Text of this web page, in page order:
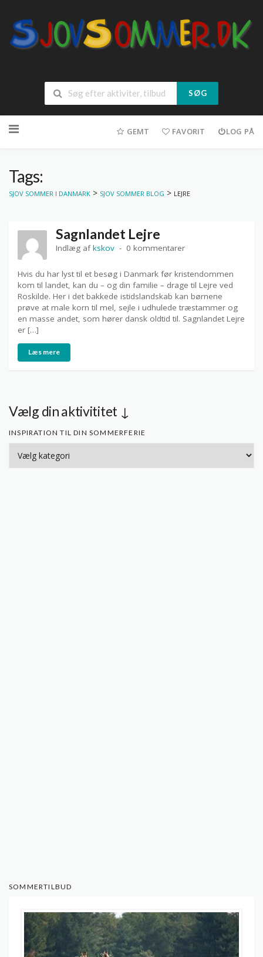
SØG
til
GEMT FAVORIT LOG PÅ
Tags:
SJOV SOMMER I DANMARK > SJOV SOMMER BLOG > LEJRE
Sagnlandet Lejre
Indlæg afkskov 0 kommentarer
Hvis du har lyst til et besøg i Danmark før kristendommen
kom til landet, kan du – og din familie – drage til Lejre ved
Roskilde. Her i det bakkede istidslandskab kan børnene
prøve at male korn til mel, sejle i udhulede træstammer og
en masse andet, som hører dansk oldtid til. Sagnlandet Lejre
er […]
Læs mere
Vælg din aktivititet ↓
INSPIRATION TIL DIN SOMMERFERIE
din
SOMMERTILBUD